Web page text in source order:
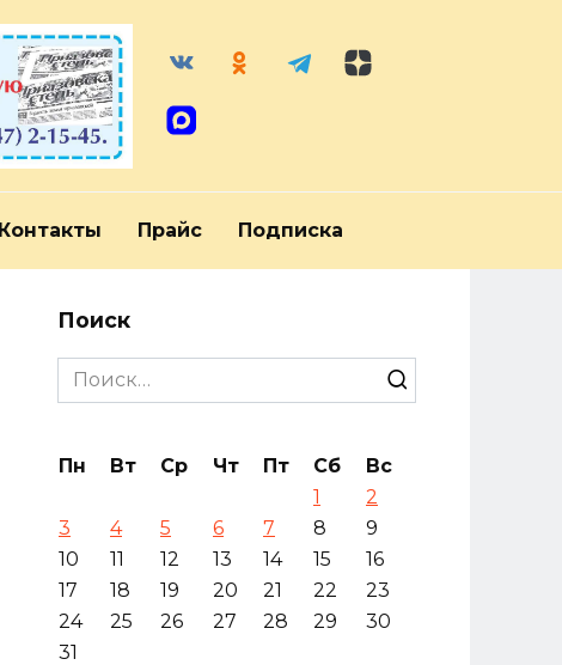
Контакты Прайс Подписка
Поиск
Search
for:
Пн Вт Ср Чт Пт Сб
Вс
1
2
3
4 5 6 7 8
9
10
11 12 13 14 15
16
17
18 19 20 21 22
23
24
25 26 27 28 29
30
31